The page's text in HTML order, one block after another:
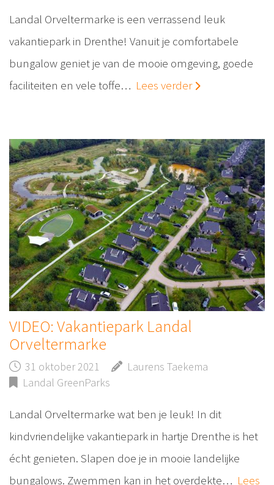
Landal Orveltermarke is een verrassend leuk
vakantiepark in Drenthe! Vanuit je comfortabele
bungalow geniet je van de mooie omgeving, goede
faciliteiten en vele toffe… Lees verder
VIDEO: Vakantiepark Landal
Orveltermarke
31 oktober 2021
Laurens Taekema
Landal GreenParks
Landal Orveltermarke wat ben je leuk! In dit
kindvriendelijke vakantiepark in hartje Drenthe is het
écht genieten. Slapen doe je in mooie landelijke
bungalows. Zwemmen kan in het overdekte… Lees